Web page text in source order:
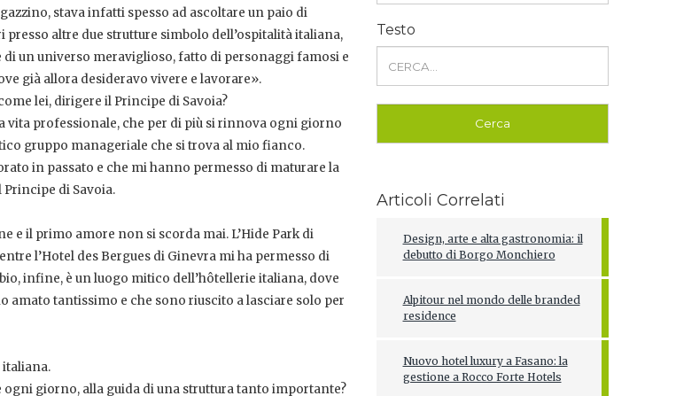
stava infatti spesso ad ascoltare un paio di
altre due strutture simbolo dell’ospitalità italiana,
di un universo meraviglioso, fatto di personaggi famosi e
già allora desideravo vivere e lavorare».
lei, dirigere il Principe di Savoia?
vita professionale, che per di più si rinnova ogni giorno
gruppo manageriale che si trova al mio fianco.
in passato e che mi hanno permesso di maturare la
di Savoia.
e il primo amore non si scorda mai. L’Hide Park di
l’Hotel des Bergues di Ginevra mi ha permesso di
infine, è un luogo mitico dell’hôtellerie italiana, dove
tantissimo e che sono riuscito a lasciare solo per
italiana.
giorno, alla guida di una struttura tanto importante?
Testo
Articoli Correlati
Design, arte e alta gastronomia: il
debutto di Borgo Monchiero
Alpitour nel mondo delle branded
residence
Nuovo hotel luxury a Fasano: la
gestione a Rocco Forte Hotels